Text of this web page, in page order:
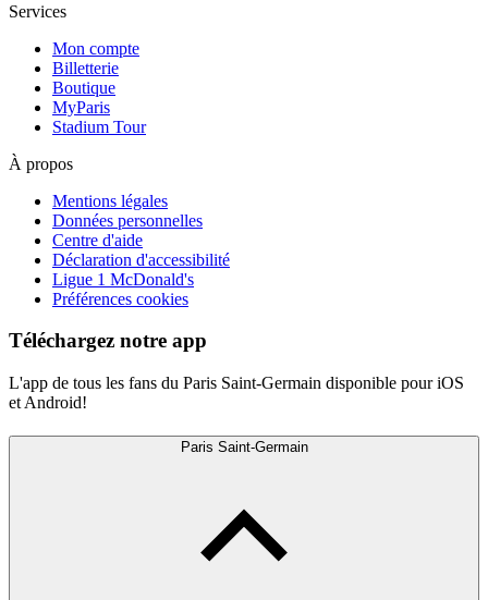
Services
Mon compte
Billetterie
Boutique
MyParis
Stadium Tour
À propos
Mentions légales
Données personnelles
Centre d'aide
Déclaration d'accessibilité
Ligue 1 McDonald's
Préférences cookies
Téléchargez notre app
L'app de tous les fans du Paris Saint-Germain disponible pour iOS
et Android!
Paris Saint-Germain